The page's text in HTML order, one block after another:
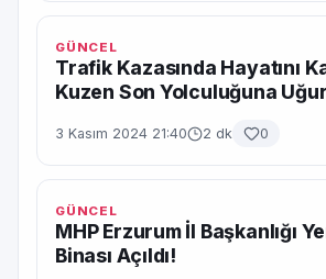
GÜNCEL
Trafik Kazasında Hayatını
Kuzen Son Yolculuğuna
3 Kasım 2024 21:40 2 dk 0
GÜNCEL
MHP Erzurum İl Başkanlığı
Binası Açıldı!